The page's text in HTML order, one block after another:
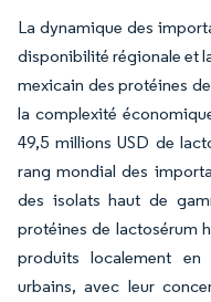
La dynamique des
disponibilité régionale et
mexicain des protéines
la complexité
49,5 millions USD de
rang mondial des
des isolats haut de
protéines de lactosérum
produits localement en
urbains, avec leur